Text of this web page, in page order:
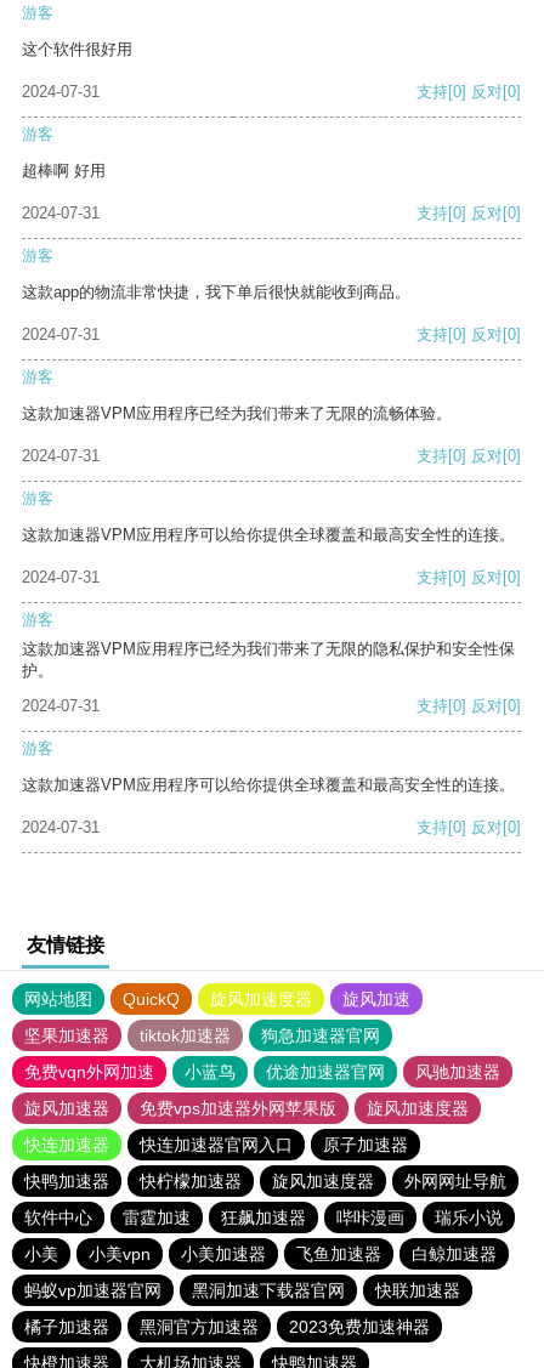
游客
这个软件很好用
2024-07-31 支持[0] 反对[0]
游客
超棒啊 好用
2024-07-31 支持[0] 反对[0]
游客
这款app的物流非常快捷，我下单后很快就能收到商品。
2024-07-31 支持[0] 反对[0]
游客
这款加速器VPM应用程序已经为我们带来了无限的流畅体验。
2024-07-31 支持[0] 反对[0]
游客
这款加速器VPM应用程序可以给你提供全球覆盖和最高安全性的连接。
2024-07-31 支持[0] 反对[0]
游客
这款加速器VPM应用程序已经为我们带来了无限的隐私保护和安全性保
护。
2024-07-31
支持[0] 反对[0]
游客
这款加速器VPM应用程序可以给你提供全球覆盖和最高安全性的连接。
2024-07-31 支持[0] 反对[0]
友情链接
网站地图 QuickQ 旋风加速度器
旋风加速
坚果加速器
tiktok加速器
狗急加速器官网
免费vqn外网加速
小蓝鸟 优途加速器官网
风驰加速器
旋风加速器
免费vps加速器外网苹果版
旋风加速度器
快连加速器
快连加速器官网入口
原子加速器
快鸭加速器
快柠檬加速器 旋风加速度器
外网网址导航
软件中心
雷霆加速 狂飙加速器 哔咔漫画
瑞乐小说
小美
小美vpn 小美加速器 飞鱼加速器
白鲸加速器
蚂蚁vp加速器官网
黑洞加速下载器官网
快联加速器
橘子加速器
黑洞官方加速器
2023免费加速神器
快橙加速器
大机场加速器 快鸭加速器